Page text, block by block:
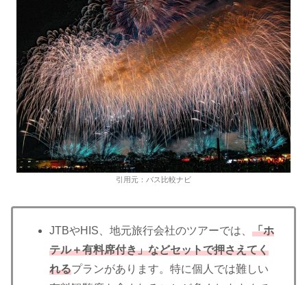
引用元：バス比較ナビ
JTBやHIS、地元旅行会社のツアーでは、「ホ
テル＋有料席付き」などセットで押さえてく
れるプランがあります。特に個人では難しい